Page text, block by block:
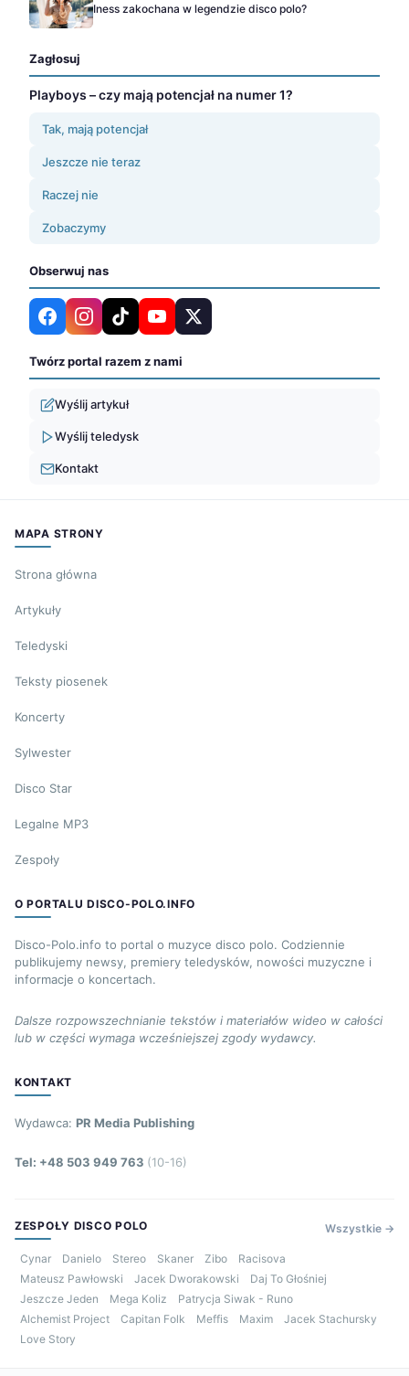
Iness zakochana w legendzie disco polo?
Zagłosuj
Playboys – czy mają potencjał na numer 1?
Tak, mają potencjał
Jeszcze nie teraz
Raczej nie
Zobaczymy
Obserwuj nas
Twórz portal razem z nami
Wyślij artykuł
Wyślij teledysk
Kontakt
MAPA STRONY
Strona główna
Artykuły
Teledyski
Teksty piosenek
Koncerty
Sylwester
Disco Star
Legalne MP3
Zespoły
O PORTALU DISCO-POLO.INFO
Disco-Polo.info to portal o muzyce disco polo. Codziennie
publikujemy newsy, premiery teledysków, nowości muzyczne i
informacje o koncertach.
Dalsze rozpowszechnianie tekstów i materiałów wideo w całości
lub w części wymaga wcześniejszej zgody wydawcy.
KONTAKT
Wydawca: PR Media Publishing
Tel: +48 503 949 763 (10-16)
ZESPOŁY DISCO POLO Wszystkie →
Cynar Danielo Stereo Skaner Zibo
Racisova
Mateusz Pawłowski
Jacek Dworakowski
Daj To Głośniej
Jeszcze Jeden
Mega Koliz
Patrycja Siwak - Runo
Alchemist Project
Capitan Folk Meffis Maxim
Jacek Stachursky
Love Story